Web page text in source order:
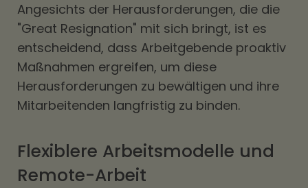
Angesichts der Herausforderungen, die die
"Great Resignation" mit sich bringt, ist es
entscheidend, dass Arbeitgebende proaktiv
Maßnahmen ergreifen, um diese
Herausforderungen zu bewältigen und ihre
Mitarbeitenden langfristig zu binden.
Flexiblere Arbeitsmodelle und
Remote-Arbeit